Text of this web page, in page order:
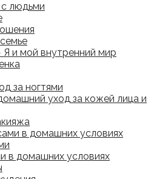
людьми
Я и мой внутренний мир
за ногтями
уход за кожей лица и
в домашних условиях
в домашних условиях